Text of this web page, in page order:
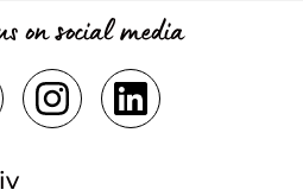
on social media